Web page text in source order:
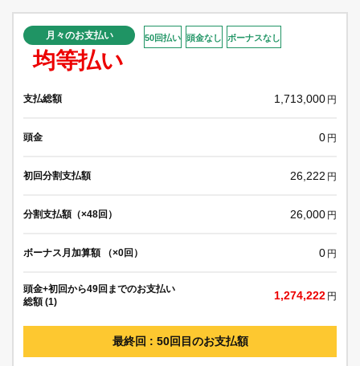
月々のお支払い
均等払い
50回払い 頭金なし ボーナスなし
支払総額 1,713,000 円
頭金 0 円
初回分割支払額 26,222 円
分割支払額（×48回） 26,000 円
ボーナス月加算額 （×0回） 0 円
頭金+初回から49回までのお支払い
総額 (1)
1,274,222 円
最終回 : 50回目のお支払額